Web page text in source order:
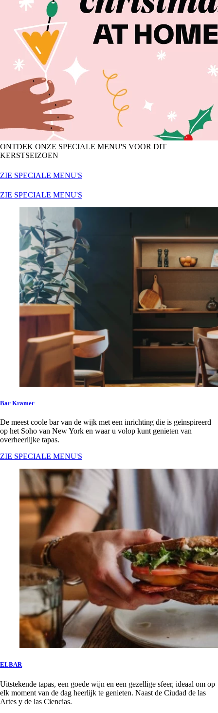
ONTDEK ONZE SPECIALE MENU'S VOOR DIT
KERSTSEIZOEN
ZIE SPECIALE MENU'S
ZIE SPECIALE MENU'S
Bar Kramer
De meest coole bar van de wijk met een inrichting die is geïnspireerd
op het Soho van New York en waar u volop kunt genieten van
overheerlijke tapas.
ZIE SPECIALE MENU'S
ELBAR
Uitstekende tapas, een goede wijn en een gezellige sfeer, ideaal om op
elk moment van de dag heerlijk te genieten. Naast de Ciudad de las
Artes y de las Ciencias.